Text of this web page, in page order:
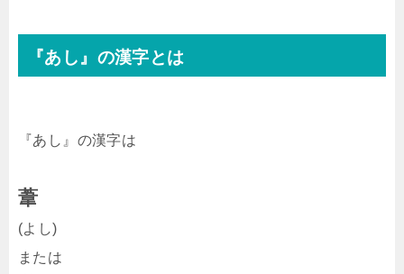
『あし』の漢字とは
『あし』の漢字は
葦
(よし)
または